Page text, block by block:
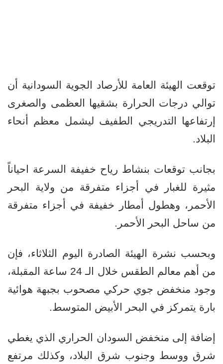
توقعت الهيئة العامة للأرصاد الجوية السودانية أن
توالي درجات الحرارة بشقيها العظمى والصغرى
إرتفاعها التدريجي الطفيف ليشمل معظم أنحاء
البلاد.
بجانب توقعات بنشاط رياح خفيفة السرعة احياناً
مثيرة للغبار في أجزاء متفرقة من ولاية البحر
الأحمر، وهطول أمطار خفيفة في أجزاء متفرقة
من ساحل البحر الأحمر.
وبحسب نشرة الهيئة الصادرة اليوم الثلاثاء، فإن
من أهم معالم الطقس خلال الـ 24 ساعة المقبلة،
وجود منخفض جوي حركي مصحوب بجبهة هوائية
بارة يتمركز في البحر الأبيض المتوسط.
إضافة إلى منخفض السودان الحراري الذي يغطي
شرق ووسط وجنوب شرق البلاد، وكذلك مرتفع